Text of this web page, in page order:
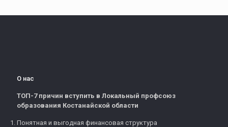
О нас
ТОП-7 причин вступить в Локальный профсоюз
образования Костанайской области
Понятная и выгодная финансовая структура